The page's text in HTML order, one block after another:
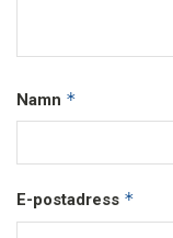
Namn *
E-postadress *